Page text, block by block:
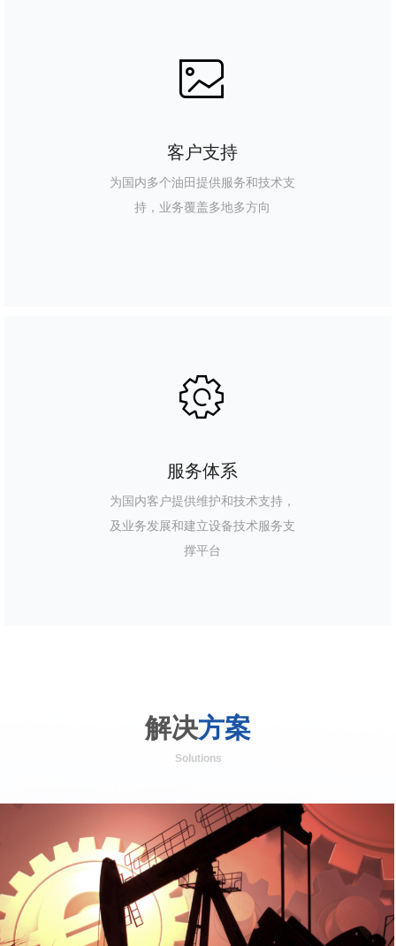
解决方案
Solutions
客户支持
为国内多个油田提供服务和技术支
持，业务覆盖多地多方向
ꂈ
ꂉ
服务体系
为国内客户提供维护和技术支持，
及业务发展和建立设备技术服务支
撑平台